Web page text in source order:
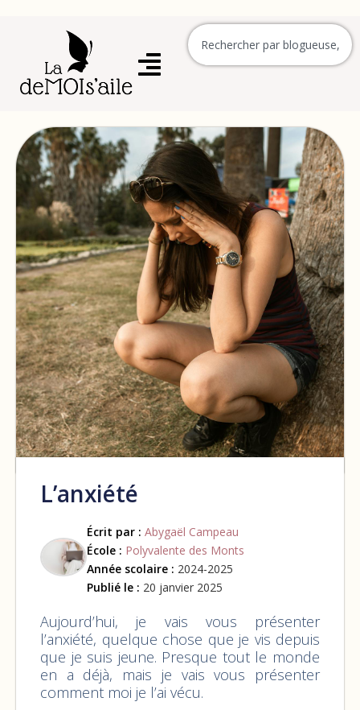
L’anxiété
Écrit par : Abygaël Campeau
École : Polyvalente des Monts
Année scolaire : 2024-2025
Publié le : 20 janvier 2025
Aujourd’hui, je vais vous présenter
l’anxiété, quelque chose que je vis depuis
que je suis jeune. Presque tout le monde
en a déjà, mais je vais vous présenter
comment moi je l’ai vécu.